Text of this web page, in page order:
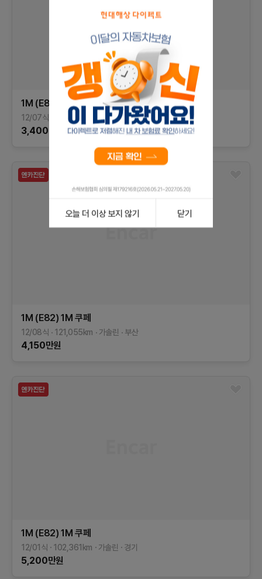
1M (E82) 1M 쿠페
12/07식 219,352 가솔린 경기
3,400
1M (E82) 1M 쿠페
12/08식 121,055km 가솔린 부산
4,150만원
1M (E82) 1M 쿠페
12/01식 102,361 km 가솔린 경기
5,200만원
오늘 더 이상 보지 않기 닫기